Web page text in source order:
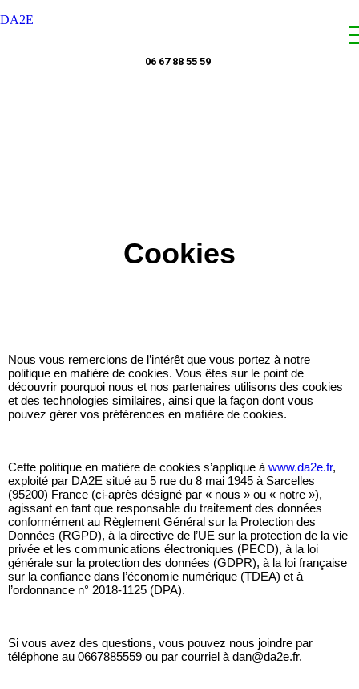
DA2E
06 67 88 55 59
Cookies
Nous vous remercions de l’intérêt que vous portez à notre
politique en matière de cookies. Vous êtes sur le point de
découvrir pourquoi nous et nos partenaires utilisons des cookies
et des technologies similaires, ainsi que la façon dont vous
pouvez gérer vos préférences en matière de cookies.
Cette politique en matière de cookies s’applique à www.da2e.fr,
exploité par DA2E situé au 5 rue du 8 mai 1945 à Sarcelles
(95200) France (ci-après désigné par « nous » ou « notre »),
agissant en tant que responsable du traitement des données
conformément au Règlement Général sur la Protection des
Données (RGPD), à la directive de l’UE sur la protection de la vie
privée et les communications électroniques (PECD), à la loi
générale sur la protection des données (GDPR), à la loi française
sur la confiance dans l’économie numérique (TDEA) et à
l’ordonnance n° 2018-1125 (DPA).
Si vous avez des questions, vous pouvez nous joindre par
téléphone au 0667885559 ou par courriel à dan@da2e.fr.